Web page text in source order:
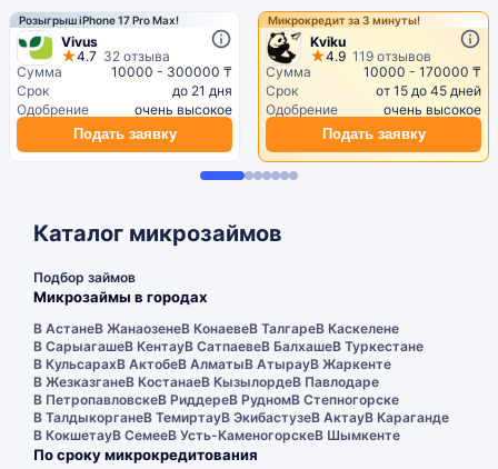
Розыгрыш iPhone 17 Pro Max!
Vivus
4.7 32 отзыва
Сумма
10000 - 300000 ₸
Срок
до 21 дня
Одобрение
очень высокое
Подать заявку
Микрокредит за 3 минуты!
Kviku
4.9 119 отзывов
Сумма
10000 - 170000 ₸
Срок
от 15 до 45 дней
Одобрение
очень высокое
Подать заявку
Каталог микрозаймов
Подбор займов
Микрозаймы в городах
В АстанеВ ЖанаозенеВ КонаевеВ ТалгареВ Каскелене
В СарыагашеВ КентауВ СатпаевеВ БалхашеВ Туркестане
В КульсарахВ АктобеВ АлматыВ АтырауВ Жаркенте
В ЖезказганеВ КостанаеВ КызылордеВ Павлодаре
В ПетропавловскеВ РиддереВ РудномВ Степногорске
В ТалдыкорганеВ ТемиртауВ ЭкибастузеВ АктауВ Караганде
В КокшетауВ СемееВ Усть-КаменогорскеВ Шымкенте
По сроку микрокредитования